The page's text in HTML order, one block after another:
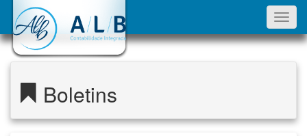
Boletins